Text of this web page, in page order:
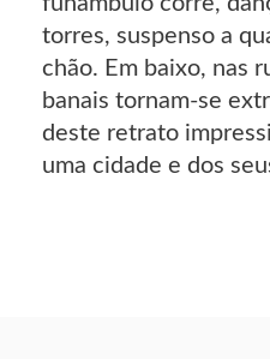
torres, suspenso a
chão. Em baixo, nas
banais tornam-se
deste retrato
uma cidade e dos